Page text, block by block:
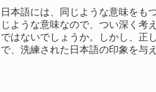
日本語には、同じような意味をも
じような意味なので、つい深く考
ではないでしょうか。しかし、正
で、洗練された日本語の印象を与